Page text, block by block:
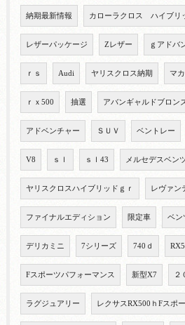
納期最新情報 カローラクロス ハイブリ
レザーパッケージ Zレザー ｇアドバ
ｒｓ Audi ヤリスクロス納期 マ
ｒｘ500 抽選 アバンギャルドブロン
アドベンチャー ＳＵＶ ベントレー
V8 ｓｌ ｓｌ43 メルセデスベン
ヤリスクロスハイブリッドｇｒ レヴァン
ファイナルエディション 限定車 ベン
デリカミニ 7シリーズ 740ｄ
Fスポーツパフォーマンス 新型X7 ２
ラグジュアリー レクサスRX500ｈFスポ